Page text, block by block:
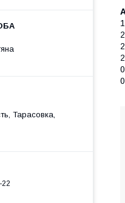
Тарасовка,
22